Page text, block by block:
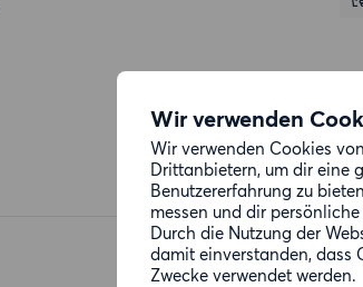
Wir verwenden
Wir verwenden Cookies
Drittanbietern, um dir eine
Benutzererfahrung zu
messen und dir
Durch die Nutzung der
damit einverstanden, dass
Zwecke verwendet werden.